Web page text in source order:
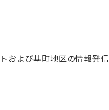
および基町地区の情報発信